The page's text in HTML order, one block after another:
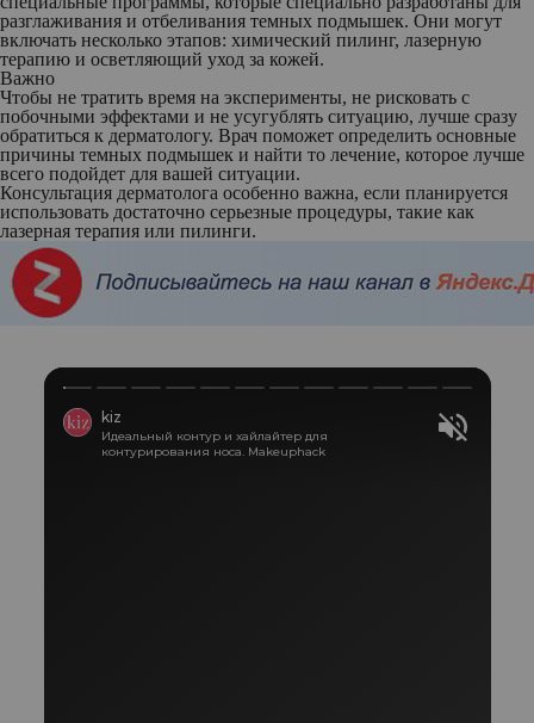
разглаживания и отбеливания темных подмышек. Они могут
включать несколько этапов: химический пилинг, лазерную
терапию и осветляющий уход за кожей.
Важно
Чтобы не тратить время на эксперименты, не рисковать с
побочными эффектами и не усугублять ситуацию, лучше сразу
обратиться к дерматологу. Врач поможет определить основные
причины темных подмышек и найти то лечение, которое лучше
всего подойдет для вашей ситуации.
Консультация дерматолога особенно важна, если планируется
использовать достаточно серьезные процедуры, такие как
лазерная терапия или пилинги.